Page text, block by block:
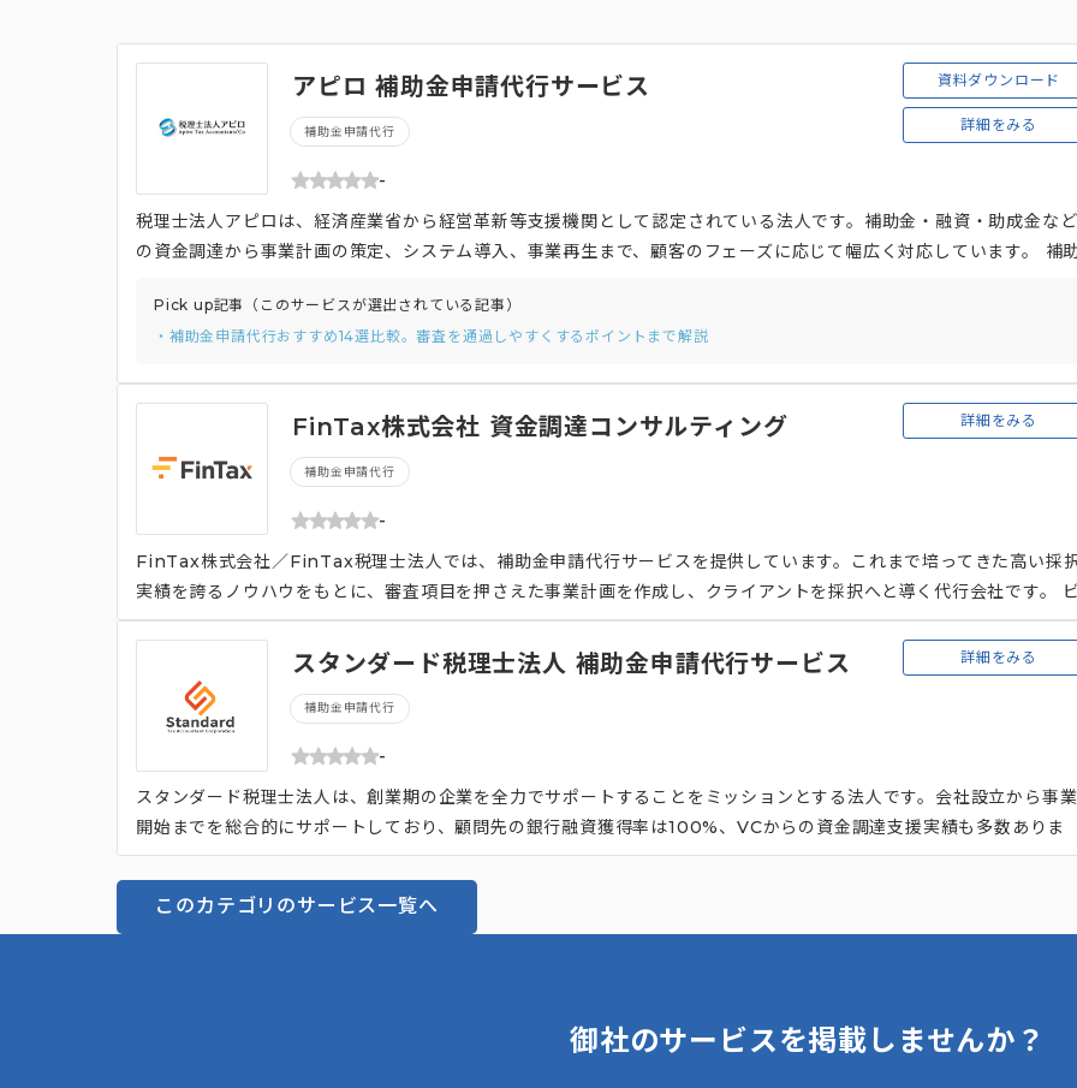
アピロ 補助金申請代行サービス
補助金申請代行
-
資料ダウンロード
詳細をみる
税理士法人アピロは、経済産業省から経営革新等支援機関として認定されている法人です。補助金・融資・助成金など
の資金調達から事業計画の策定、システム導入、事業再生まで、顧客のフェーズに応じて幅広く対応しています。 補
「公的制度支援において採択になった事務所」として、補助金部門・財務部門の両部門で「ベストパフォーマンス賞」
を受賞しています。 また、大手監査法人の代表社員や日本公認会計士協会税制税務委員長を務めた業界35年以上のベ
kやLINE公式アカウントなどの幅広い方法を用意しているのも特徴です。
Pick up記事（このサービスが選出されている記事）
・補助金申請代行おすすめ14選比較。審査を通過しやすくするポイントまで解説
FinTax株式会社 資金調達コンサルティング
補助金申請代行
-
詳細をみる
FinTax株式会社／FinTax税理士法人では、補助金申請代行サービスを提供しています。これまで培ってきた高い採
実績を誇るノウハウをもとに、審査項目を押さえた事業計画を作成し、クライアントを採択へと導く代行会社です。
ジネス経験豊富な役員・税理士が直接クライアントの事業計画をヒアリングし、一緒に計画を練り上げていきます。
ため、新規事業や革新事業への構想はあるものの、具体的な計画に落とし込めていない場合に最適です。 依頼者側は
最初のヒアリングと途中経過時点での資料確認のみ対応するだけでよいため、所要時間は最短3時間です。忙しい経営
や医療関係者からも選ばれているのが特徴です。
スタンダード税理士法人 補助金申請代行サービス
補助金申請代行
-
詳細をみる
スタンダード税理士法人は、創業期の企業を全力でサポートすることをミッションとする法人です。会社設立から事業
開始までを総合的にサポートしており、顧問先の銀行融資獲得率は100%、VCからの資金調達支援実績も多数ありま
す。 「創業時の大切な資金はすべて事業に費やしてほしい」という考えから、一般的な会計事務所のように資金調達
の数％を手数料として請求していないのが特徴です。 顧客は売上0の創業期から2000億円を超えるグローバル展開
まで幅広く、会社の成長ステージに合わせた会計サービスを提供。経営者の目指す会社像の実現に向けて、長期的に寄
このカテゴリのサービス一覧へ
御社のサービスを掲載しませんか？